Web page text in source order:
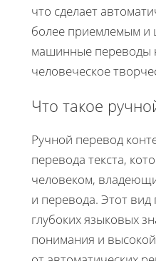
что сделает
более приемлемым и
машинные переводы
человеческое
Что такое
Ручной перевод
перевода текста,
человеком,
и перевода. Этот вид
глубоких языковых
понимания и